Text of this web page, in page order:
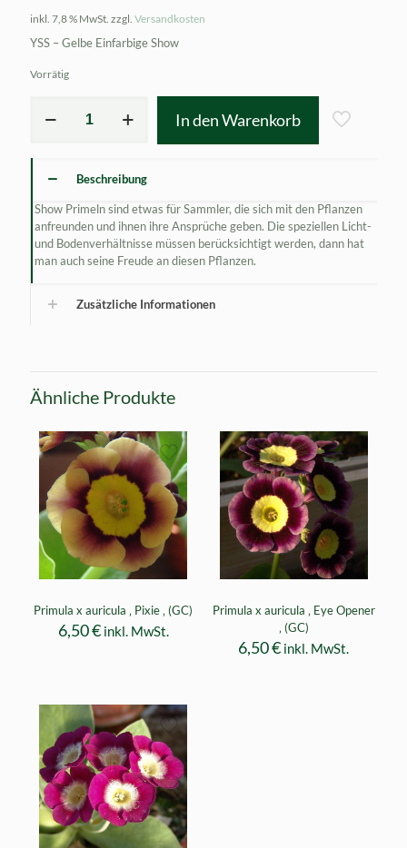
inkl. 7,8 % MwSt. zzgl. Versandkosten
YSS – Gelbe Einfarbige Show
Vorrätig
Ginger
Menge
In den Warenkorb
Beschreibung
Show Primeln sind etwas für Sammler, die sich mit den Pflanzen
anfreunden und ihnen ihre Ansprüche geben. Die speziellen Licht-
und Bodenverhältnisse müssen berücksichtigt werden, dann hat
man auch seine Freude an diesen Pflanzen.
Zusätzliche Informationen
Ähnliche Produkte
Primula x auricula ‚ Pixie ‚ (GC)
6,50€ inkl. MwSt.
Primula x auricula ‚ Eye Opener
‚ (GC)
6,50€ inkl. MwSt.